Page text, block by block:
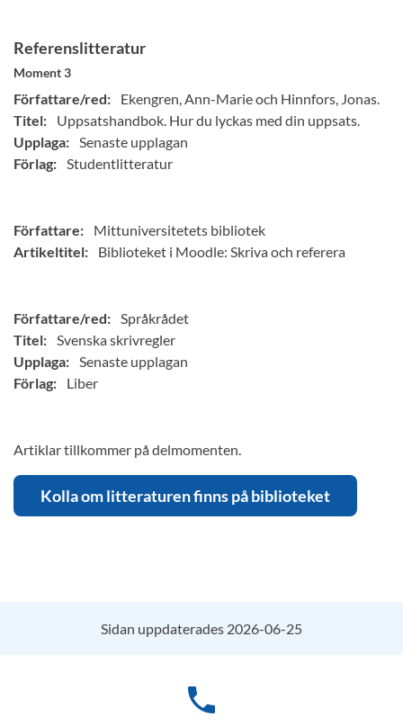
Referenslitteratur
Moment 3
Författare/red:
Ekengren, Ann-Marie och Hinnfors, Jonas.
Titel:
Uppsatshandbok. Hur du lyckas med din uppsats.
Upplaga: Senaste upplagan
Förlag: Studentlitteratur
Författare:
Mittuniversitetets bibliotek
Artikeltitel:
Biblioteket i Moodle: Skriva och referera
Författare/red: Språkrådet
Titel: Svenska skrivregler
Upplaga: Senaste upplagan
Förlag:
Liber
Artiklar tillkommer på delmomenten.
Kolla om litteraturen finns på biblioteket
Sidan uppdaterades 2026-06-25
phone